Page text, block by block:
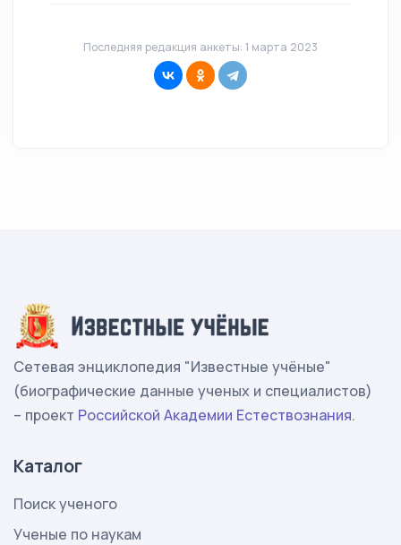
Последняя редакция анкеты: 1 марта 2023
Сетевая энциклопедия "Известные учёные"
(биографические данные ученых и специалистов)
– проект Российской Академии Естествознания.
Каталог
Поиск ученого
Ученые по наукам